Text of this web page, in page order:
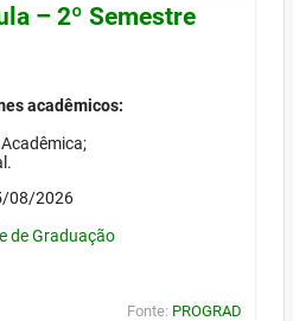
– 2º Semestre
acadêmicos:
08/2026
de Graduação
Fonte: PROGRAD